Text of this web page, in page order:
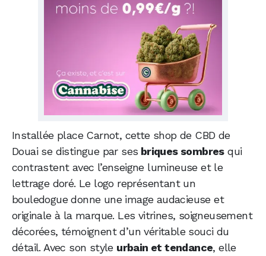
Installée place Carnot, cette shop de CBD de
Douai se distingue par ses briques sombresqui
contrastent avec l’enseigne lumineuse et le
lettrage doré. Le logo représentant un
bouledogue donne une image audacieuse et
originale à la marque. Les vitrines, soigneusement
décorées, témoignent d’un véritable souci du
détail. Avec son style urbain et tendance, elle